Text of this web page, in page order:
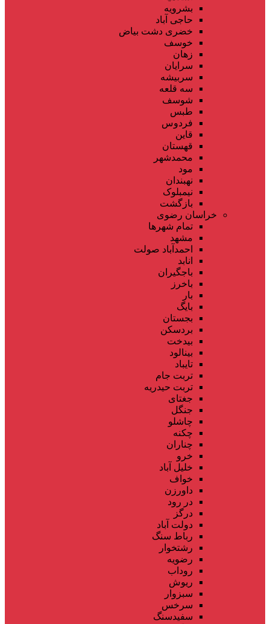
بشرویه
حاجی آباد
خضری دشت بیاض
خوسف
زهان
سرایان
سربیشه
سه قلعه
شوسف
طبس
فردوس
قاین
قهستان
محمدشهر
مود
نهبندان
نیمبلوک
بازگشت
خراسان رضوی
تمام شهر‌ها
مشهد
احمدآباد صولت
انابد
باجگیران
باخرز
بار
بایگ
بجستان
بردسکن
بیدخت
بینالود
تایباد
تربت جام
تربت حیدریه
جغتای
جنگل
چاشلو
چکنه
چناران
خرو
خلیل آباد
خواف
داورزن
در رود
درگز
دولت آباد
رباط سنگ
رشتخوار
رضویه
روداب
ریوش
سبزوار
سرخس
سفیدسنگ